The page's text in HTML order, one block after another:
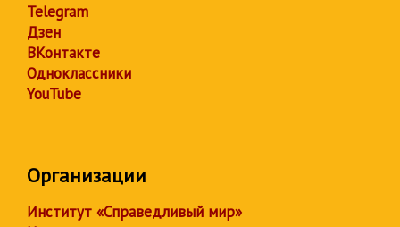
Telegram
Дзен
ВКонтакте
Одноклассники
YouTube
Организации
Институт «Справедливый мир»